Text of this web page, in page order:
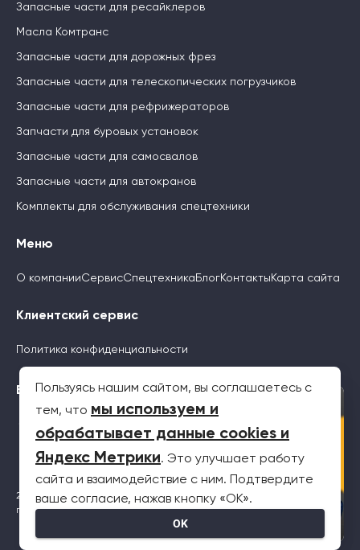
Запасные части для ресайклеров
Масла Комтранс
Запасные части для дорожных фрез
Запасные части для телескопических погрузчиков
Запасные части для рефрижераторов
Запчасти для буровых установок
Запасные части для самосвалов
Запасные части для автокранов
Комплекты для обслуживания спецтехники
Меню
О компанииСервисСпецтехника БлогКонтакты Карта сайта
Клиентский сервис
Политика конфиденциальности
Будьте с нами
2026 © Все права защищены. Информация на сайте не является
публичной офертой
Пользуясь нашим сайтом, вы соглашаетесь с
тем, что мы используем и
обрабатывает данные cookies и
Яндекс Метрики. Это улучшает работу
сайта и взаимодействие с ним. Подтвердите
ваше согласие, нажав кнопку «OK».
OK